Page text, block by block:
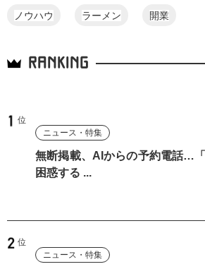
ノウハウ ラーメン 開業
RANKING
ニュース・特集
無断掲載、AIからの予約電話…
困惑する ...
ニュース・特集